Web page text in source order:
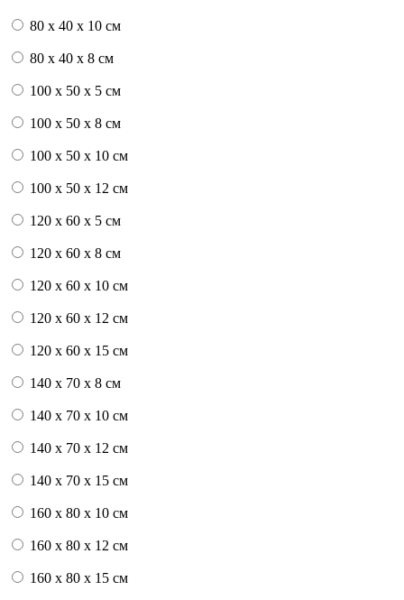
80 x 40 x 10 см
80 x 40 x 8 см
100 x 50 x 5 см
100 х 50 х 8 см
100 x 50 x 10 см
100 x 50 x 12 см
120 x 60 x 5 см
120 x 60 x 8 см
120 x 60 x 10 см
120 x 60 x 12 см
120 x 60 x 15 см
140 x 70 x 8 см
140 x 70 x 10 см
140 x 70 x 12 см
140 x 70 x 15 см
160 x 80 x 10 см
160 x 80 x 12 см
160 x 80 x 15 см